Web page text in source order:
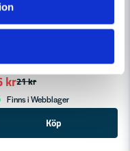
Röd XL
POWERTOOLS
21 kr
kr
Finns i Webblager
Köp